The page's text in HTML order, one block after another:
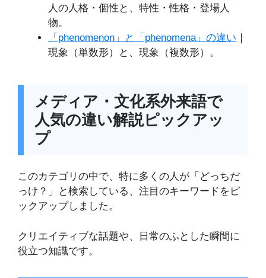
人の人格・個性と、特性・性格・登場人
物。
「phenomenon」と「phenomena」の違い ｜
現象（単数形）と、現象（複数形）。
メディア・文化系外来語で
人気の違い解説ピックアッ
プ
このカテゴリの中で、特に多くの人が「どっちだ
っけ？」と検索している、注目のキーワードをピ
ックアップしました。
クリエイティブな話題や、日常のふとした瞬間に
役立つ知識です。